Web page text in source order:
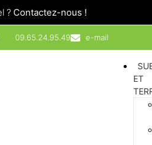
? Contactez-nous !
09.65.24.95.49 e-mail
ET